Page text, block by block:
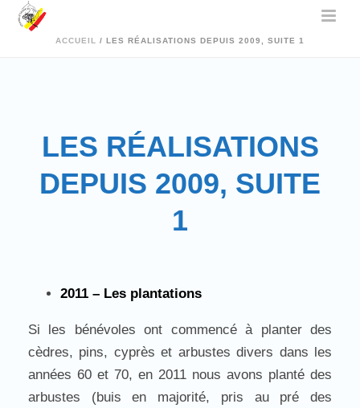
ACCUEIL / LES RÉALISATIONS DEPUIS 2009, SUITE 1
LES RÉALISATIONS
DEPUIS 2009, SUITE
1
2011 – Les plantations
Si les bénévoles ont commencé à planter des
cèdres, pins, cyprès et arbustes divers dans les
années 60 et 70, en 2011 nous avons planté des
arbustes (buis en majorité, pris au pré des